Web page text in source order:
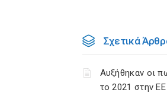
Σχετικά
Αυξήθηκαν οι
το 2021 στην ΕΕ